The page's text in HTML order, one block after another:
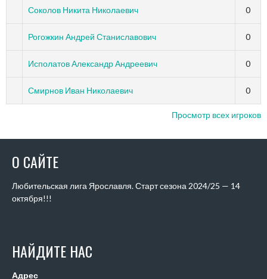
Соколов Никита Николаевич 0
Рогожкин Андрей Станиславович 0
Исполатов Александр Андреевич 0
Смирнов Иван Николаевич 0
Просмотр всех игроков
О САЙТЕ
Любительская лига Ярославля. Старт сезона 2024/25 — 14
октября!!!
НАЙДИТЕ НАС
Адрес